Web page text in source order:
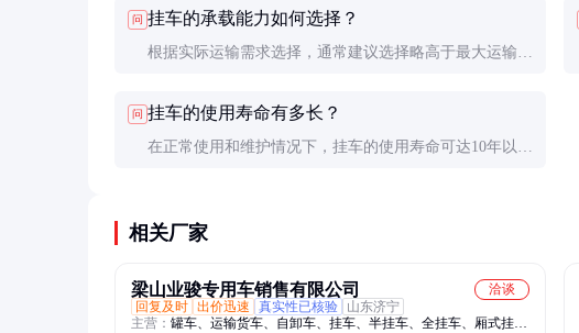
问 挂车的承载能力如何选择？
根据实际运输需求选择，通常建议选择略高于最大运输重
问 挂车的使用寿命有多长？
在正常使用和维护情况下，挂车的使用寿命可达10年以
相关厂家
梁山业骏专用车销售有限公司
洽谈
回复及时 出价迅速 真实性已核验
山东济宁
主营： 罐车、运输货车、自卸车、挂车、半挂车、全挂车、厢式挂